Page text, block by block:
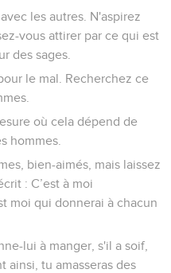
est mort.
devienne pas un sujet de
n'est pas le manger et le
est agréable à Dieu
contribue à entretenir la
dans la foi.
pas l'œuvre de Dieu.
de manger quelque
pour quelqu’un.